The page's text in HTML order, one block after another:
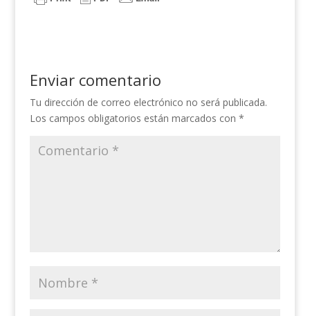
Enviar comentario
Tu dirección de correo electrónico no será publicada.
Los campos obligatorios están marcados con *